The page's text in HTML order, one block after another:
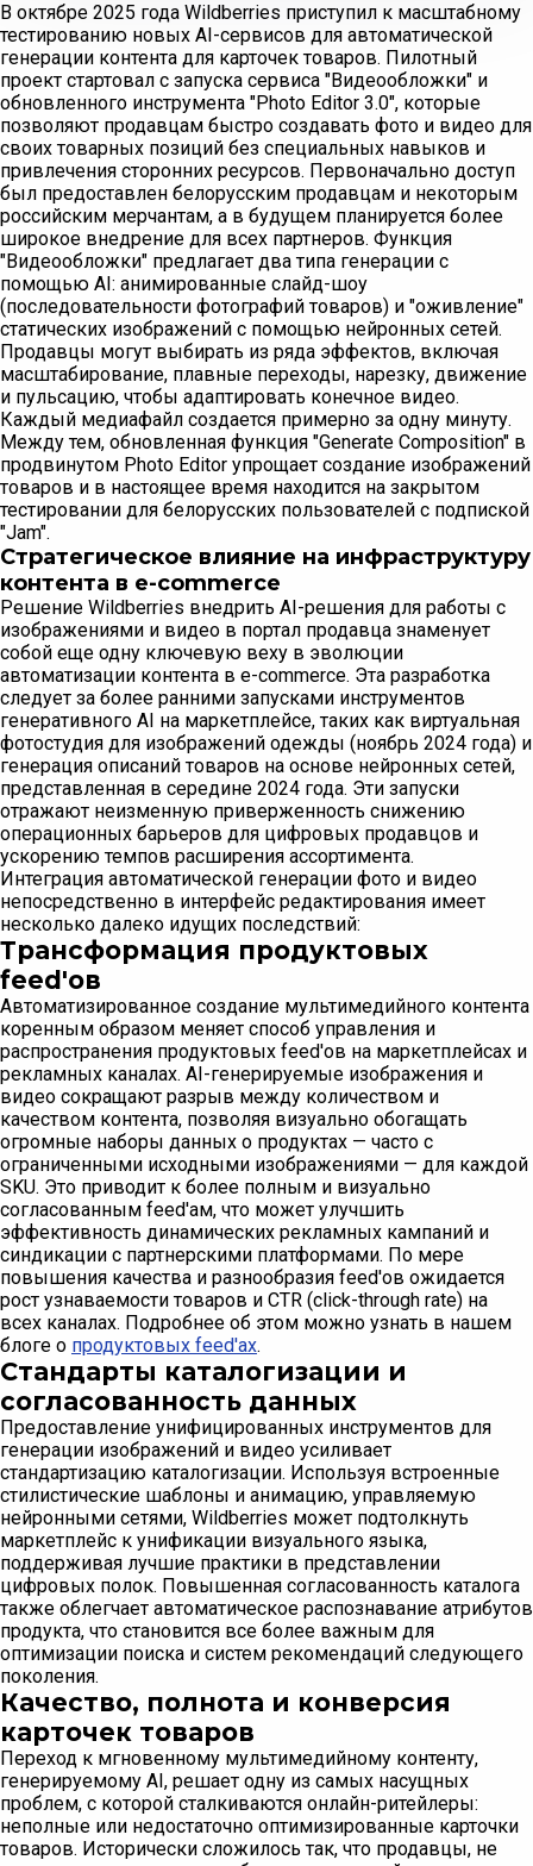
В октябре 2025 года Wildberries приступил к масштабному
тестированию новых AI-сервисов для автоматической
генерации контента для карточек товаров. Пилотный
проект стартовал с запуска сервиса "Видеообложки" и
обновленного инструмента "Photo Editor 3.0", которые
позволяют продавцам быстро создавать фото и видео для
своих товарных позиций без специальных навыков и
привлечения сторонних ресурсов. Первоначально доступ
был предоставлен белорусским продавцам и некоторым
российским мерчантам, а в будущем планируется более
широкое внедрение для всех партнеров. Функция
"Видеообложки" предлагает два типа генерации с
помощью AI: анимированные слайд-шоу
(последовательности фотографий товаров) и "оживление"
статических изображений с помощью нейронных сетей.
Продавцы могут выбирать из ряда эффектов, включая
масштабирование, плавные переходы, нарезку, движение
и пульсацию, чтобы адаптировать конечное видео.
Каждый медиафайл создается примерно за одну минуту.
Между тем, обновленная функция "Generate Composition" в
продвинутом Photo Editor упрощает создание изображений
товаров и в настоящее время находится на закрытом
тестировании для белорусских пользователей с подпиской
"Jam".
Стратегическое влияние на инфраструктуру
контента в e-commerce
Решение Wildberries внедрить AI-решения для работы с
изображениями и видео в портал продавца знаменует
собой еще одну ключевую веху в эволюции
автоматизации контента в e-commerce. Эта разработка
следует за более ранними запусками инструментов
генеративного AI на маркетплейсе, таких как виртуальная
фотостудия для изображений одежды (ноябрь 2024 года) и
генерация описаний товаров на основе нейронных сетей,
представленная в середине 2024 года. Эти запуски
отражают неизменную приверженность снижению
операционных барьеров для цифровых продавцов и
ускорению темпов расширения ассортимента.
Интеграция автоматической генерации фото и видео
непосредственно в интерфейс редактирования имеет
несколько далеко идущих последствий:
Трансформация продуктовых
feed'ов
Автоматизированное создание мультимедийного контента
коренным образом меняет способ управления и
распространения продуктовых feed'ов на маркетплейсах и
рекламных каналах. AI-генерируемые изображения и
видео сокращают разрыв между количеством и
качеством контента, позволяя визуально обогащать
огромные наборы данных о продуктах — часто с
ограниченными исходными изображениями — для каждой
SKU. Это приводит к более полным и визуально
согласованным feed'ам, что может улучшить
эффективность динамических рекламных кампаний и
синдикации с партнерскими платформами. По мере
повышения качества и разнообразия feed'ов ожидается
рост узнаваемости товаров и CTR (click-through rate) на
всех каналах. Подробнее об этом можно узнать в нашем
блоге о продуктовых feed'ах.
Стандарты каталогизации и
согласованность данных
Предоставление унифицированных инструментов для
генерации изображений и видео усиливает
стандартизацию каталогизации. Используя встроенные
стилистические шаблоны и анимацию, управляемую
нейронными сетями, Wildberries может подтолкнуть
маркетплейс к унификации визуального языка,
поддерживая лучшие практики в представлении
цифровых полок. Повышенная согласованность каталога
также облегчает автоматическое распознавание атрибутов
продукта, что становится все более важным для
оптимизации поиска и систем рекомендаций следующего
поколения.
Качество, полнота и конверсия
карточек товаров
Переход к мгновенному мультимедийному контенту,
генерируемому AI, решает одну из самых насущных
проблем, с которой сталкиваются онлайн-ритейлеры:
неполные или недостаточно оптимизированные карточки
товаров. Исторически сложилось так, что продавцы, не